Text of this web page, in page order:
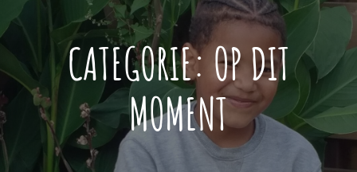
CATEGORIE:OP DIT
MOMENT